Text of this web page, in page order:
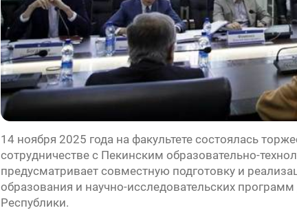
14 ноября 2025 года на факультете состоялась
сотрудничестве с Пекинским образовательно-
предусматривает совместную подготовку и
образования и научно-исследовательских
Республики.